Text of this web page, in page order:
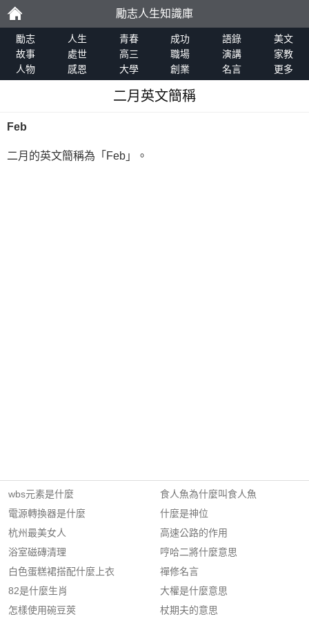
勵
志
勵志人生知識庫
勵志 人生 青春 成功 語錄
美文
故事
處世 高三 職場 演講
家教
人物
感恩 大學 創業 名言 更多
二月英文簡稱
Feb
二月的英文簡稱為「Feb」。
wbs元素是什麼
電源轉換器是什麼
杭州最美女人
浴室磁磚清理
白色蛋糕裙搭配什麼上衣
82是什麼生肖
怎樣使用碗豆莢
食人魚為什麼叫食人魚
什麼是神位
高速公路的作用
哼哈二將什麼意思
禪修名言
大權是什麼意思
杖期夫的意思